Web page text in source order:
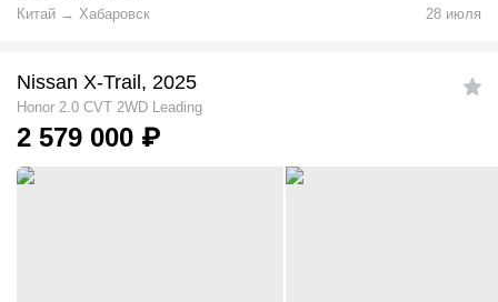
Китай → Хабаровск 28 июля
Nissan X-Trail, 2025
Honor 2.0 CVT 2WD Leading
2 579 000 ₽